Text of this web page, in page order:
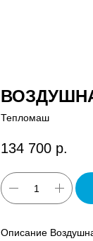
Тепломаш
134 700 р.
Описание